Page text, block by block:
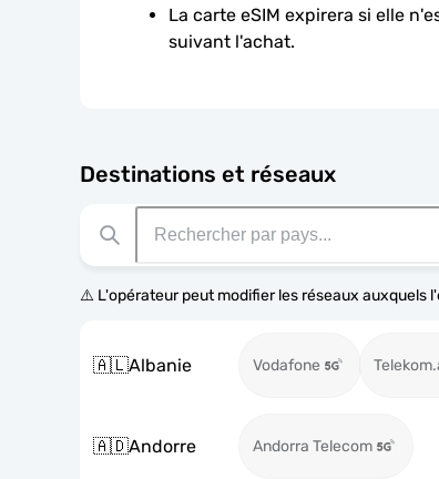
La carte eSIM expirera si elle
suivant l'achat.
Destinations et réseaux
⚠️ L'opérateur peut modifier les réseaux auxquels
🇦🇱Albanie Vodafone
🇦🇩Andorre Andorra Telecom